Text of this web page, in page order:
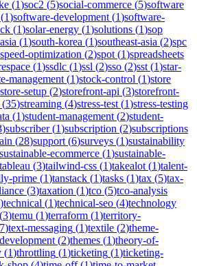
(1)soc2 (5)social-commerce (5)software
(1)software-development (1)software-
(1)solar-energy (1)solutions (1)sop
(1)south-korea (1)southeast-asia (2)spc
speed-optimization (2)spot (1)spreadsheets
(1)ssdlc (1)ssl (2)sso (2)sst (1)star-
management (1)stock-control (1)store
store-setup (2)storefront-api (3)storefront-
(35)streaming (4)stress-test (1)stress-testing
(1)student-management (2)student-
)subscriber(1)subscription (2)subscriptions
(28)support (6)surveys (1)sustainability
sustainable-ecommerce (1)sustainable-
tableau (3)tailwind-css (1)takealot (1)talent-
prime (1)tanstack (1)tasks (1)tax (5)tax-
(3)taxation (1)tco (5)tco-analysis
)technical (1)technical-seo (4)technology
(3)temu (1)terraform (1)territory-
7)text-messaging (1)textile (2)theme-
(2)themes (1)theory-of-
(1)throttling (1)ticketing (1)ticketing-